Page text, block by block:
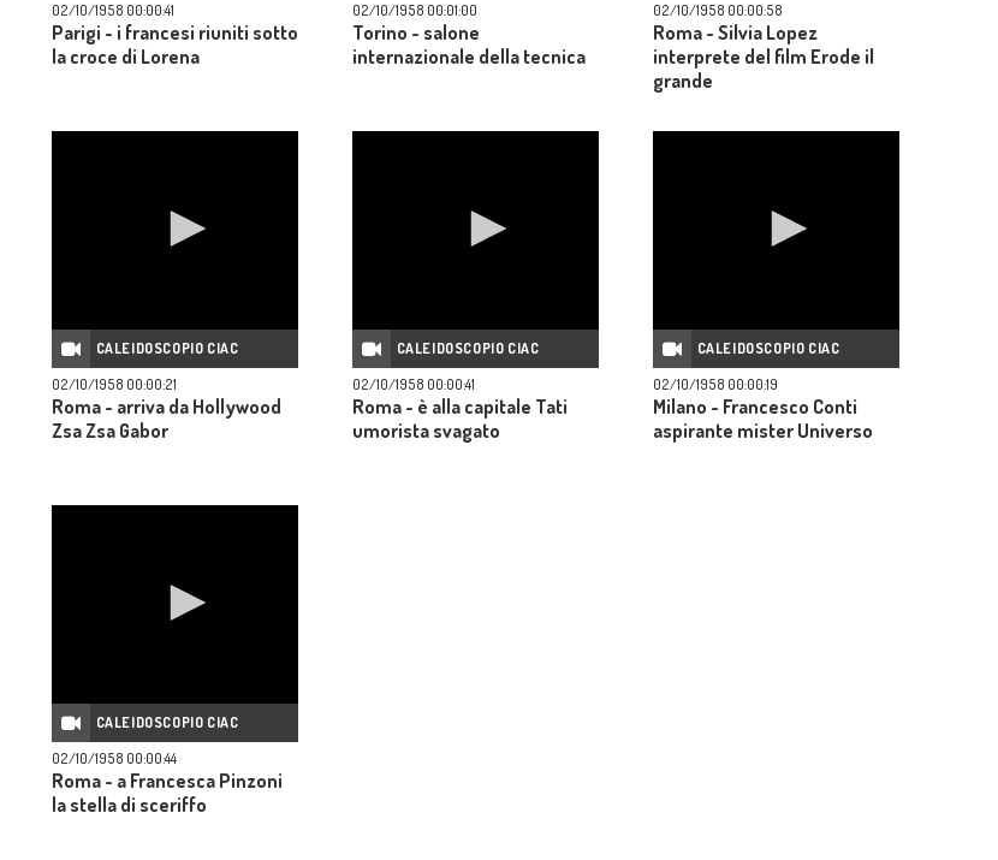
02/10/1958 00:00:41
Parigi - i francesi riuniti sotto
la croce di Lorena
02/10/1958 00:01:00
Torino - salone
internazionale della tecnica
02/10/1958 00:00:58
Roma - Silvia Lopez
interprete del film Erode il
grande
CALEIDOSCOPIO CIAC
02/10/1958 00:00:21
Roma - arriva da Hollywood
Zsa Zsa Gabor
CALEIDOSCOPIO CIAC
02/10/1958 00:00:41
Roma - è alla capitale Tati
umorista svagato
CALEIDOSCOPIO CIAC
02/10/1958 00:00:19
Milano - Francesco Conti
aspirante mister Universo
CALEIDOSCOPIO CIAC
02/10/1958 00:00:44
Roma - a Francesca Pinzoni
la stella di sceriffo